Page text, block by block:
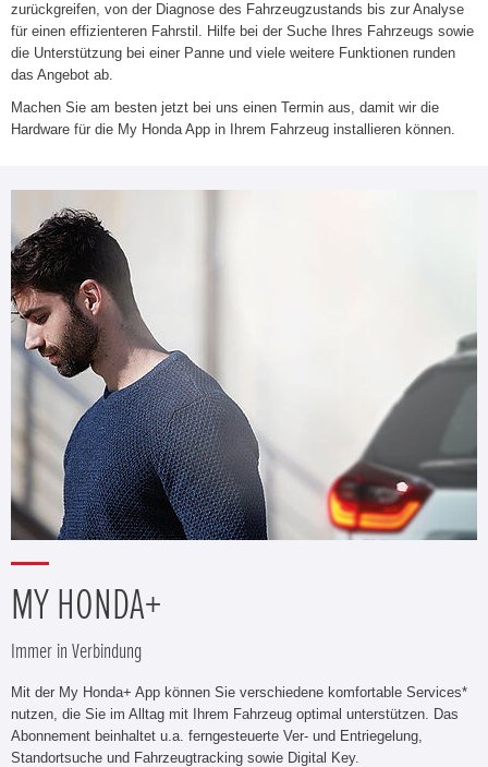
zurückgreifen, von der Diagnose des Fahrzeugzustands bis zur Analyse
für einen effizienteren Fahrstil. Hilfe bei der Suche Ihres Fahrzeugs sowie
die Unterstützung bei einer Panne und viele weitere Funktionen runden
das Angebot ab.
Machen Sie am besten jetzt bei uns einen Termin aus, damit wir die
Hardware für die My Honda App in Ihrem Fahrzeug installieren können.
MY HONDA+
Immer in Verbindung
Mit der My Honda+ App können Sie verschiedene komfortable Services*
nutzen, die Sie im Alltag mit Ihrem Fahrzeug optimal unterstützen. Das
Abonnement beinhaltet u.a. ferngesteuerte Ver- und Entriegelung,
Standortsuche und Fahrzeugtracking sowie Digital Key.